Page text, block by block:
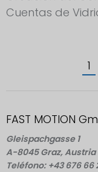
Cuentas de
1
FAST MOTION
Gleispachgasse 1
A-8045 Graz, Austria
Teléfono: +43 676 66